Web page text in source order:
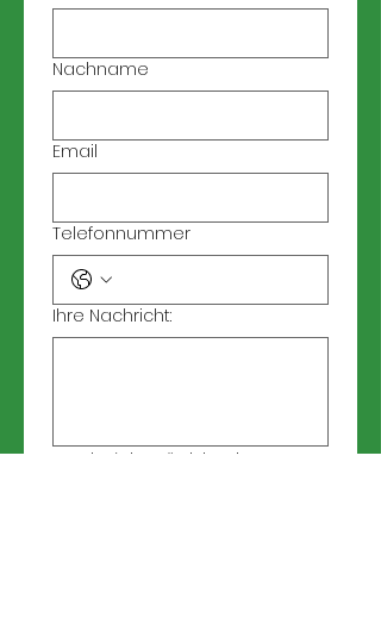
Nachname
Email
Telefonnummer
Ihre Nachricht:
Ja, ich möchte den